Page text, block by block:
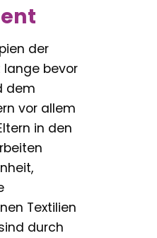
der
lange bevor
dem
vor allem
in den
Textilien
durch